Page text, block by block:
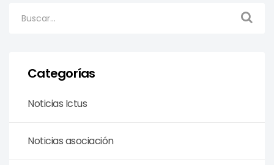
Categorías
Noticias Ictus
Noticias asociación